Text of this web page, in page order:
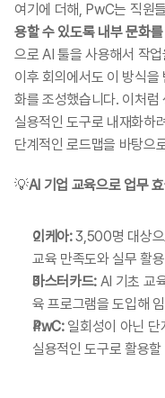
여기에 더해, PwC는 직원
용할 수 있도록 내부 문화
으로 AI 툴을 사용해서 작
이후 회의에서도 이 방식
화를 조성했습니다. 이처
실용적인 도구로 내재화하
단계적인 로드맵을 바탕으
💡AI 기업 교육으로 업무
이케아: 3,500명 대상으
교육 만족도와 실무 활
마스터카드: AI 기초 교
육 프로그램을 도입해
PwC: 일회성이 아닌 단
실용적인 도구로 활용